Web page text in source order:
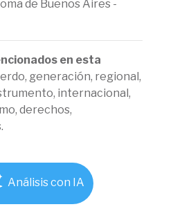
de Buenos Aires -
en esta
generación, regional,
internacional,
derechos,
Análisis con IA